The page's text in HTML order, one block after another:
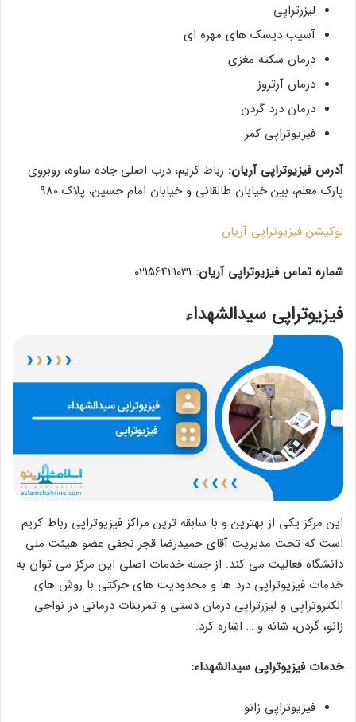
لیزرتراپی
آسیب دیسک های مهره ای
درمان سکته مغزی
درمان آرتروز
درمان درد گردن
فیزیوتراپی کمر
آدرس فیزیوتراپی آریان: رباط کریم، درب اصلی جاده ساوه، روبروی
پارک معلم، بین خیابان طالقانی و خیابان امام حسین، پلاک 980
لوکیشن فیزیوتراپی آریان
شماره تماس فیزیوتراپی آریان:
فیزیوتراپی سیدالشهداء
این مرکز یکی از بهترین و با سابقه ترین مراکز فیزیوتراپی رباط کریم
است که تحت مدیریت آقای حمیدرضا قجر نجفی عضو هیئت ملی
دانشگاه فعالیت می کند. از جمله خدمات اصلی این مرکز می توان به
خدمات فیزیوتراپی درد ها و محدودیت های حرکتی با روش های
الکتروتراپی و لیزرتراپی درمان دستی و تمرینات درمانی در نواحی
زانو، گردن، شانه و … اشاره کرد.
خدمات فیزیوتراپی سیدالشهداء:
فیزیوتراپی زانو